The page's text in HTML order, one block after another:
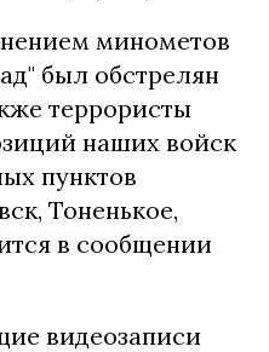
минометов
был обстрелян
террористы
наших войск
пунктов
Тоненькое,
в сообщении
видеозаписи